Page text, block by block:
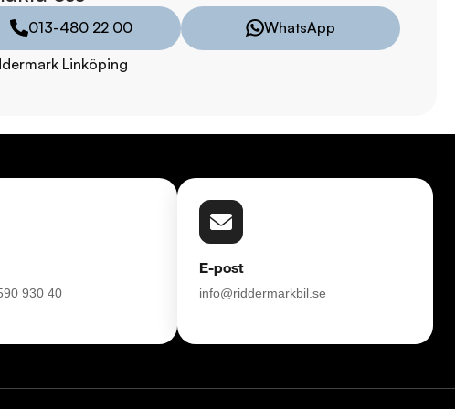
med extra hjuluppsättningar till bra priser. Gör ditt bilköp tryggt och
försvinner våra bilar snabbt! Ring oss idag för att reservera din
08:00 - 24:00
09:00 - 19:00
- 16:00
013-480 22 00
WhatsApp
Linköping
930 40
E-post
info@riddermarkbil.se